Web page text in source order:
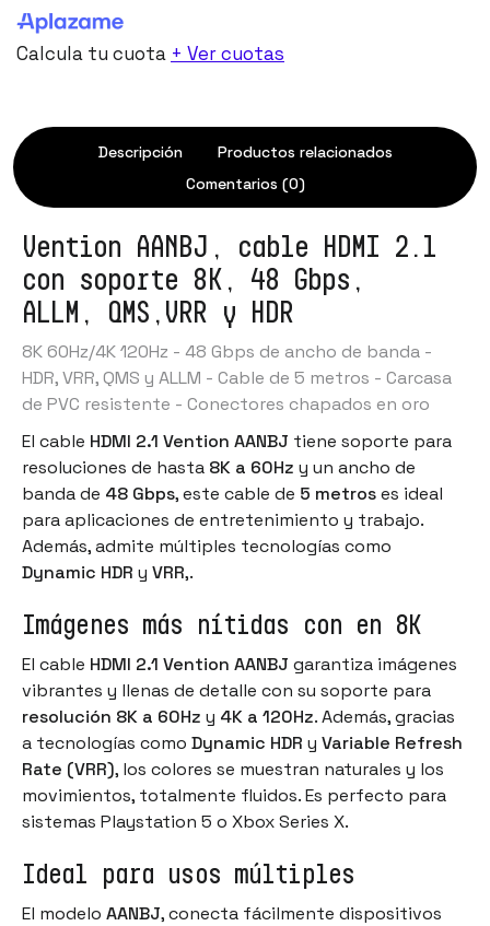
Calcula tu cuota + Ver cuotas
Descripción
Productos relacionados
Comentarios (0)
Vention AANBJ, cable HDMI 2.1
con soporte 8K, 48 Gbps,
ALLM, QMS,VRR y HDR
8K 60Hz/4K 120Hz - 48 Gbps de ancho de banda -
HDR, VRR, QMS y ALLM - Cable de 5 metros - Carcasa
de PVC resistente - Conectores chapados en oro
El cable HDMI 2.1 Vention AANBJ tiene soporte para
resoluciones de hasta 8K a 60Hz y un ancho de
banda de 48 Gbps, este cable de 5 metroses ideal
para aplicaciones de entretenimiento y trabajo.
Además, admite múltiples tecnologías como
Dynamic HDR y VRR,.
Imágenes más nítidas con en 8K
El cable HDMI 2.1 Vention AANBJ garantiza imágenes
vibrantes y llenas de detalle con su soporte para
resolución 8K a 60Hz y 4K a 120Hz. Además, gracias
a tecnologías como Dynamic HDR y Variable Refresh
Rate (VRR), los colores se muestran naturales y los
movimientos, totalmente fluidos. Es perfecto para
sistemas Playstation 5 o Xbox Series X.
Ideal para usos múltiples
El modelo AANBJ, conecta fácilmente dispositivos